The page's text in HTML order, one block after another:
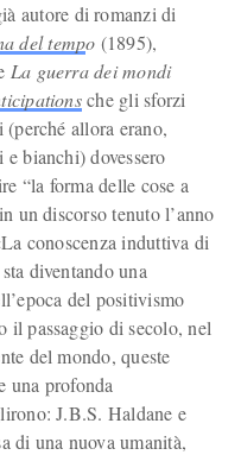
autore di romanzi di
del tempo (1895),
La guerra dei mondi
che gli sforzi
allora erano,
bianchi) dovessero
“la forma delle cose a
un discorso tenuto l’anno
conoscenza induttiva di
diventando una
del positivismo
il passaggio di secolo, nel
del mondo, queste
una profonda
J.B.S. Haldane e
di una nuova umanità,